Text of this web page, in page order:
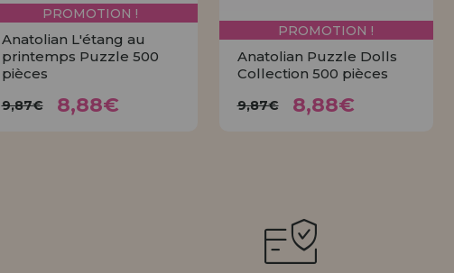
PROMOTION !
Anatolian L'étang au
printemps Puzzle 500
pièces
9,87€ 8,88€
PROMOTION !
Anatolian Puzzle Dolls
Collection 500 pièces
9,87€ 8,88€